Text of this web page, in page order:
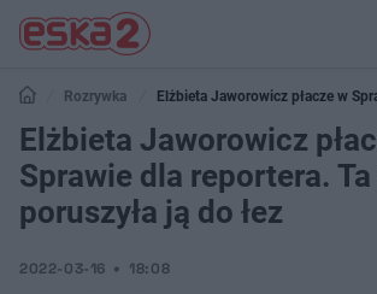
Rozrywka
Elżbieta Jaworowicz płacze w
piosenka poruszyła ją do łez
Elżbieta Jaworowicz
Sprawie dla reportera.
poruszyła ją do łez
2022-03-16 18:08